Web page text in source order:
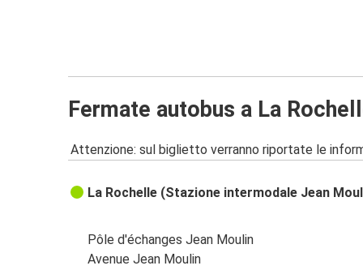
Fermate autobus a La
Attenzione: sul biglietto verranno riportate le
La Rochelle (Stazione intermodale Jean
Pôle d'échanges Jean Moulin
Avenue Jean Moulin